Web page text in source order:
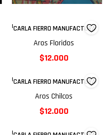
|CARLA FIERRO MANUFACTURA
Aros Floridos
$12.000
|CARLA FIERRO MANUFACTURA
Aros Chilcos
$12.000
|